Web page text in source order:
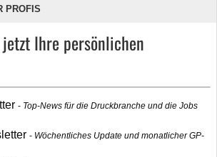
PROFIS
Ihre persönlichen
Top-News für die Druckbranche und die Jobs
Wöchentliches Update und monatlicher GP-